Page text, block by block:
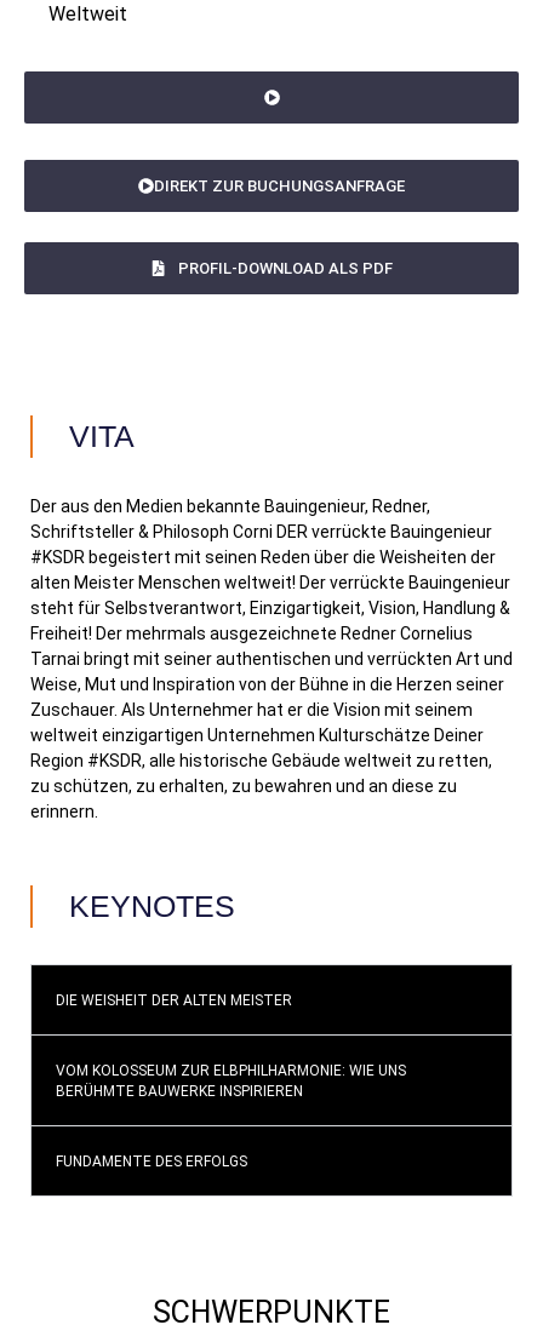
Weltweit
DIREKT ZUR BUCHUNGSANFRAGE
PROFIL-DOWNLOAD ALS PDF
VITA
Der aus den Medien bekannte Bauingenieur, Redner,
Schriftsteller & Philosoph Corni DER verrückte Bauingenieur
#KSDR begeistert mit seinen Reden über die Weisheiten der
alten Meister Menschen weltweit! Der verrückte Bauingenieur
steht für Selbstverantwort, Einzigartigkeit, Vision, Handlung &
Freiheit! Der mehrmals ausgezeichnete Redner Cornelius
Tarnai bringt mit seiner authentischen und verrückten Art und
Weise, Mut und Inspiration von der Bühne in die Herzen seiner
Zuschauer. Als Unternehmer hat er die Vision mit seinem
weltweit einzigartigen Unternehmen Kulturschätze Deiner
Region #KSDR, alle historische Gebäude weltweit zu retten,
zu schützen, zu erhalten, zu bewahren und an diese zu
erinnern.
KEYNOTES
DIE WEISHEIT DER ALTEN MEISTER
VOM KOLOSSEUM ZUR ELBPHILHARMONIE: WIE UNS
BERÜHMTE BAUWERKE INSPIRIEREN
FUNDAMENTE DES ERFOLGS
SCHWERPUNKTE